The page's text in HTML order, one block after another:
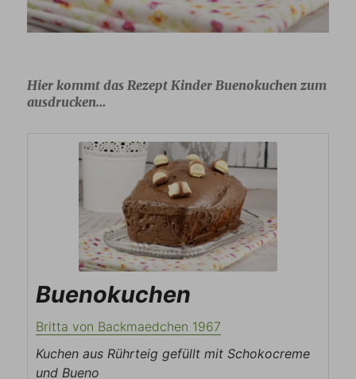
Hier kommt das Rezept Kinder Buenokuchen zum
ausdrucken…
Buenokuchen
Britta von Backmaedchen 1967
Kuchen aus Rührteig gefüllt mit Schokocreme
und Bueno